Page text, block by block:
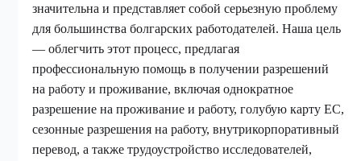
значительна и представляет собой серьезную проблему
для большинства болгарских работодателей. Наша цель
— облегчить этот процесс, предлагая
профессиональную помощь в получении разрешений
на работу и проживание, включая однократное
разрешение на проживание и работу, голубую карту ЕС,
сезонные разрешения на работу, внутрикорпоративный
перевод, а также трудоустройство исследователей,